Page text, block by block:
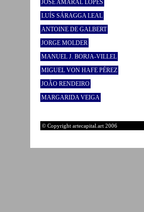
JOSÉ AMARAL LOPES
LUÍS SÁRAGGA LEAL
ANTOINE DE GALBERT
JORGE MOLDER
MANUEL J. BORJA-VILLEL
MIGUEL VON HAFE PÉREZ
JOÃO RENDEIRO
MARGARIDA VEIGA
© Copyright artecapital.art 2006